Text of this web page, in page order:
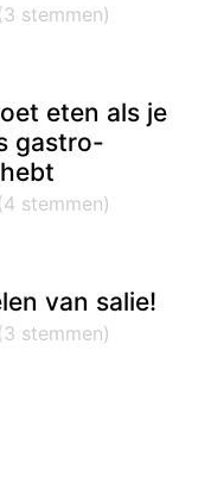
eten als je
gastro-
van salie!